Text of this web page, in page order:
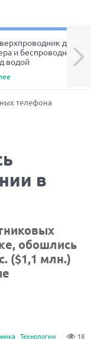
для
и беспроводной
водой
Next
телефона
в
обошлись
($1,1 млн.)
Технологии 18